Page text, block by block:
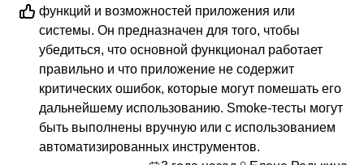
функций и возможностей приложения или
системы. Он предназначен для того, чтобы
убедиться, что основной функционал работает
правильно и что приложение не содержит
критических ошибок, которые могут помешать его
дальнейшему использованию. Smoke-тесты могут
быть выполнены вручную или с использованием
автоматизированных инструментов.